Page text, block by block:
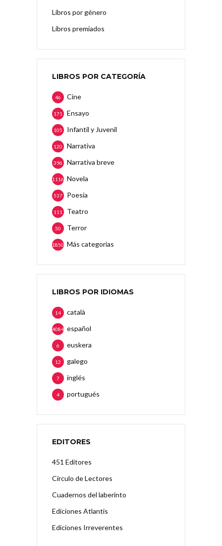
Libros por género
Libros premiados
LIBROS POR CATEGORÍA
Cine
46
Ensayo
171
Infantil y Juvenil
105
Narrativa
120
Narrativa breve
396
Novela
1116
Poesía
537
Teatro
111
Terror
50
Más categorias
1850
LIBROS POR IDIOMAS
català
14
español
4084
euskera
6
galego
12
inglés
7
portugués
4
EDITORES
451 Editores
Círculo de Lectores
Cuadernos del laberinto
Ediciones Atlantis
Ediciones Irreverentes